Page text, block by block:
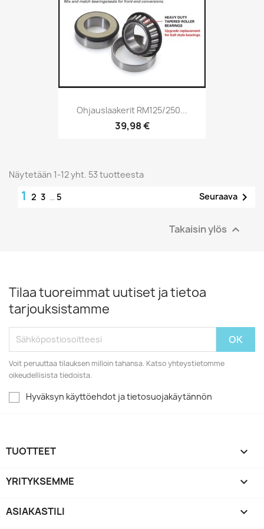
Ohjauslaakerit RM125/250...
39,98 €
Näytetään 1-12 yht. 53 tuotteesta
1 2 3 … 5 Seuraava 
Takaisin ylös 
Tilaa tuoreimmat uutiset ja tietoa
tarjouksistamme
Voit peruuttaa tilauksen milloin tahansa. Katso yhteystietomme
oikeudellisista tiedoista.
Hyväksyn käyttöehdot ja tietosuojakäytännön
TUOTTEET 
YRITYKSEMME 
ASIAKASTILI 